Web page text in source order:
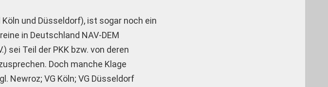
und Düsseldorf), ist sogar noch ein
in Deutschland NAV-DEM
sei Teil der PKK bzw. von deren
Doch manche Klage
Newroz; VG Köln; VG Düsseldorf